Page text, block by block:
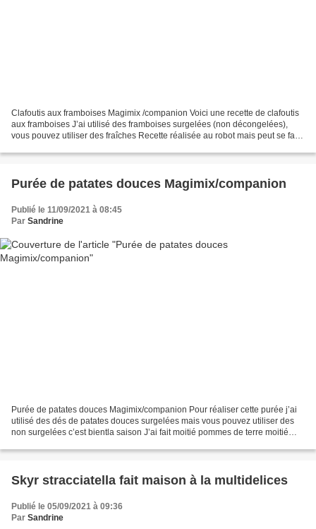
Clafoutis aux framboises Magimix /companion Voici une recette de clafoutis
aux framboises J’ai utilisé des framboises surgelées (non décongelées),
vous pouvez utiliser des fraîches Recette réalisée au robot mais peut se faire
Purée de patates douces Magimix/companion
Publié le 11/09/2021 à 08:45
Par Sandrine
Purée de patates douces Magimix/companion Pour réaliser cette purée j’ai
utilisé des dés de patates douces surgelées mais vous pouvez utiliser des
non surgelées c’est bientla saison J’ai fait moitié pommes de terre moitié
Skyr stracciatella fait maison à la multidelices
Publié le 05/09/2021 à 09:36
Par Sandrine